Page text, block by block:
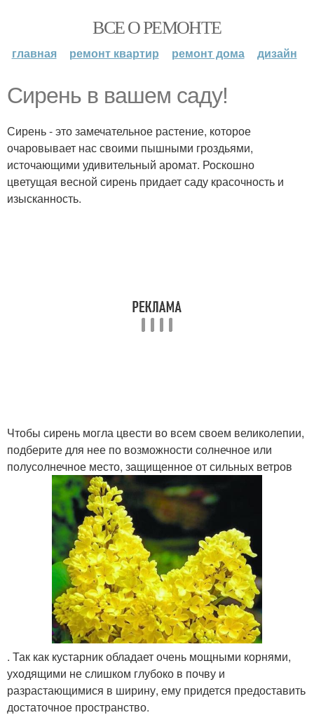
ВСЕ О РЕМОНТЕ
главная ремонт квартир ремонт дома дизайн
Сирень в вашем саду!
Сирень - это замечательное растение, которое
очаровывает нас своими пышными гроздьями,
источающими удивительный аромат. Роскошно
цветущая весной сирень придает саду красочность и
изысканность.
Чтобы сирень могла цвести во всем своем великолепии,
подберите для нее по возможности солнечное или
полусолнечное место, защищенное от сильных ветров
. Так как кустарник обладает очень мощными корнями,
уходящими не слишком глубоко в почву и
разрастающимися в ширину, ему придется предоставить
достаточное пространство.